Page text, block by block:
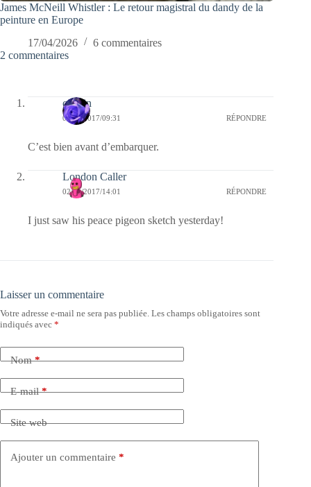
James McNeill Whistler : Le retour magistral du dandy de la
peinture en Europe
17/04/2026
6 commentaires
2 commentaires
cauvin
06/01/2017/09:31 RÉPONDRE
C’est bien avant d’embarquer.
London Caller
02/01/2017/14:01 RÉPONDRE
I just saw his peace pigeon sketch yesterday!
Laisser un commentaire
Votre adresse e-mail ne sera pas publiée. Les champs obligatoires sont
indiqués avec *
Nom*
E-mail*
Site web
Ajouter un commentaire *